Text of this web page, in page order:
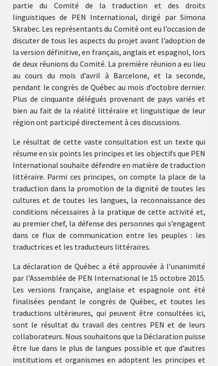
partie du Comité de la traduction et des droits
linguistiques de PEN International, dirigé par Simona
Skrabec. Les représentants du Comité ont eu l’occasion de
discuter de tous les aspects du projet avant l’adoption de
la version définitive, en français, anglais et espagnol, lors
de deux réunions du Comité. La première réunion a eu lieu
au cours du mois d’avril à Barcelone, et la seconde,
pendant le congrès de Québec au mois d’octobre dernier.
Plus de cinquante délégués provenant de pays variés et
bien au fait de la réalité littéraire et linguistique de leur
région ont participé directement à ces discussions.
Le résultat de cette vaste consultation est un texte qui
résume en six points les principes et les objectifs que PEN
International souhaite défendre en matière de traduction
littéraire. Parmi ces principes, on compte la place de la
traduction dans la promotion de la dignité de toutes les
cultures et de toutes les langues, la reconnaissance des
conditions nécessaires à la pratique de cette activité et,
au premier chef, la défense des personnes qui s’engagent
dans ce flux de communication entre les peuples : les
traductrices et les traducteurs littéraires.
La déclaration de Québec a été approuvée à l’unanimité
par l’Assemblée de PEN International le 15 octobre 2015.
Les versions française, anglaise et espagnole ont été
finalisées pendant le congrès de Québec, et toutes les
traductions ultérieures, qui peuvent être consultées ici,
sont le résultat du travail des centres PEN et de leurs
collaborateurs. Nous souhaitons que la Déclaration puisse
être lue dans le plus de langues possible et que d’autres
institutions et organismes en adoptent les principes et